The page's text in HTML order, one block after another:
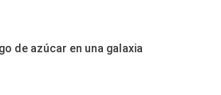
de azúcar en una galaxia